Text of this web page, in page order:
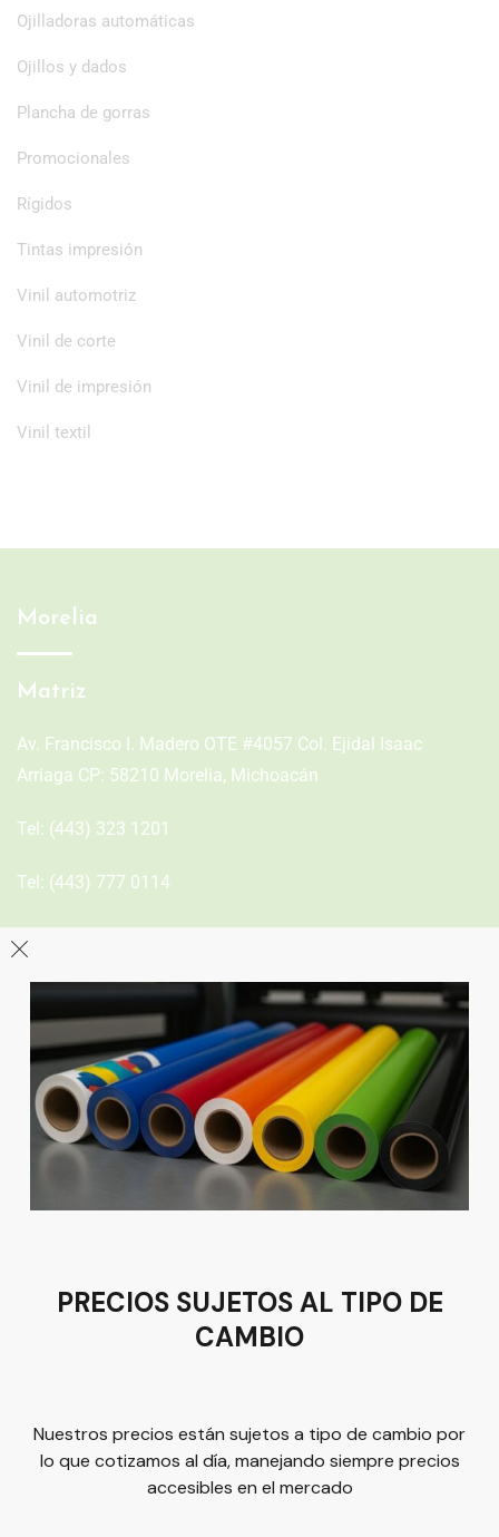
Ojilladoras automáticas
Ojillos y dados
Plancha de gorras
Promocionales
Rígidos
Tintas impresión
Vinil automotriz
Vinil de corte
Vinil de impresión
Vinil textil
Morelia
Matriz
Av. Francisco I. Madero OTE #4057 Col. Ejidal Isaac
Arriaga CP: 58210 Morelia, Michoacán
Tel: (443) 323 1201
Tel: (443) 777 0114
León
Sucursal
Av del Astillero 129 Centro bodeguero Las Trojes León,
Guanajuato
Tel:(477) 776 8994
Términos y condiciones
PRECIOS SUJETOS AL TIPO DE
CAMBIO
Nuestros precios están sujetos a tipo de cambio por
lo que cotizamos al día, manejando siempre precios
accesibles en el mercado